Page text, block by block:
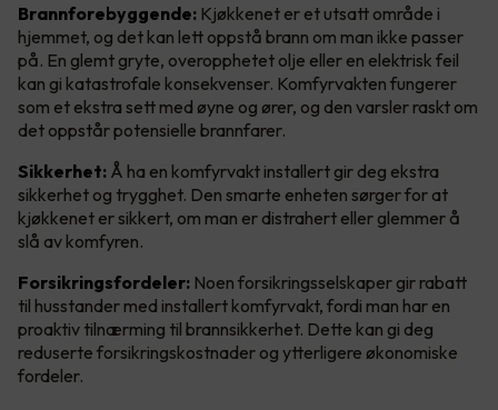
Brannforebyggende: Kjøkkenet er et utsatt område i
hjemmet, og det kan lett oppstå brann om man ikke passer
på. En glemt gryte, overopphetet olje eller en elektrisk feil
kan gi katastrofale konsekvenser. Komfyrvakten fungerer
som et ekstra sett med øyne og ører, og den varsler raskt om
det oppstår potensielle brannfarer.
Sikkerhet: Å ha en komfyrvakt installert gir deg ekstra
sikkerhet og trygghet. Den smarte enheten sørger for at
kjøkkenet er sikkert, om man er distrahert eller glemmer å
slå av komfyren.
Forsikringsfordeler: Noen forsikringsselskaper gir rabatt
til husstander med installert komfyrvakt, fordi man har en
proaktiv tilnærming til brannsikkerhet. Dette kan gi deg
reduserte forsikringskostnader og ytterligere økonomiske
fordeler.